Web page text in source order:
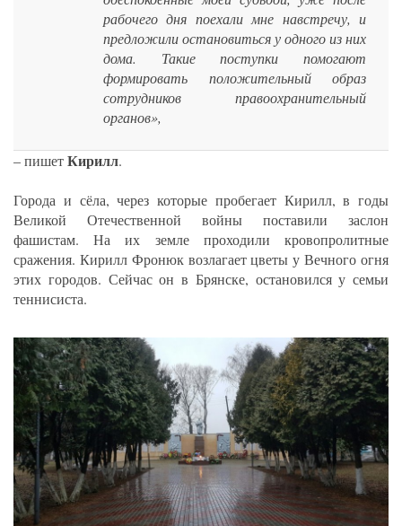
рабочего дня поехали мне навстречу, и
предложили остановиться у одного из них
дома. Такие поступки помогают
формировать положительный образ
сотрудников правоохранительный
органов»,
– пишетКирилл.
Города и сёла, через которые пробегает Кирилл, в годы
Великой Отечественной войны поставили заслон
фашистам. На их земле проходили кровопролитные
сражения. Кирилл Фронюк возлагает цветы у Вечного огня
этих городов. Сейчас он в Брянске, остановился у семьи
теннисиста.